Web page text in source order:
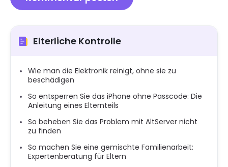
Elterliche Kontrolle
Wie man die Elektronik reinigt, ohne sie zu
beschädigen
So entsperren Sie das iPhone ohne Passcode: Die
Anleitung eines Elternteils
So beheben Sie das Problem mit AltServer nicht
zu finden
So machen Sie eine gemischte Familienarbeit:
Expertenberatung für Eltern